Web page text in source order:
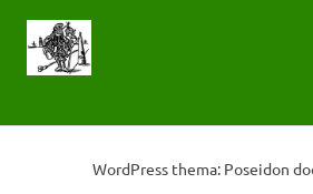
WordPress thema: Poseidon